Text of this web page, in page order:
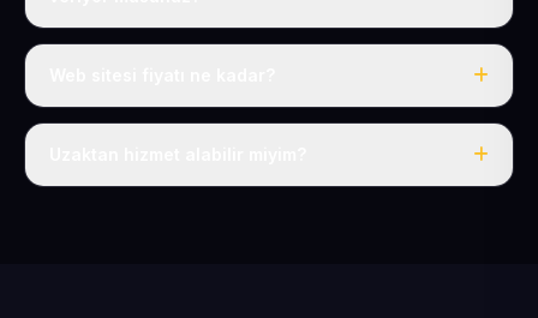
Evet, Eşelik Mahallesi dahil tüm Develi ve Develi
Tek fiyat: yılda 50 USD + KDV, her şey dahil.